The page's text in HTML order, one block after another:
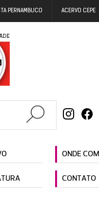
PERNAMBUCO ACERVO CEPE
ONDE
CONTATO